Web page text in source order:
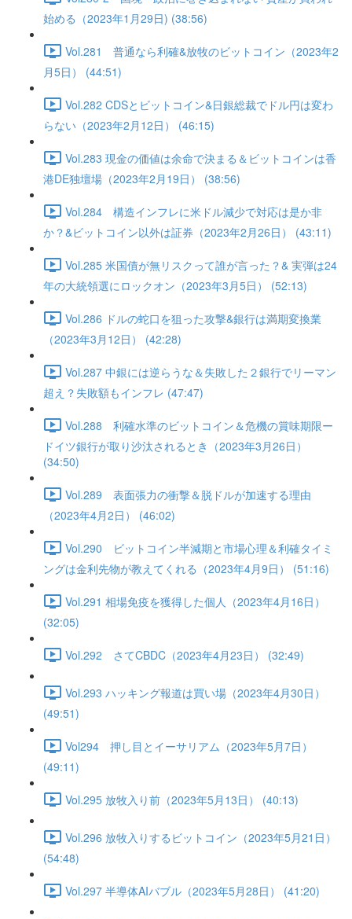
始める（2023年1月29日) (38:56)
Vol.281 普通なら利確&放牧のビットコイン（2023年2
月5日） (44:51)
Vol.282 CDSとビットコイン&日銀総裁でドル円は変わ
らない（2023年2月12日） (46:15)
Vol.283 現金の価値は余命で決まる＆ビットコインは香
港DE独壇場（2023年2月19日） (38:56)
Vol.284 構造インフレに米ドル減少で対応は是か非
か？&ビットコイン以外は証券（2023年2月26日） (43:11)
Vol.285 米国債が無リスクって誰が言った？& 実弾は24
年の大統領選にロックオン（2023年3月5日） (52:13)
Vol.286 ドルの蛇口を狙った攻撃&銀行は満期変換業
（2023年3月12日） (42:28)
Vol.287 中銀には逆らうな＆失敗した２銀行でリーマン
超え？失敗額もインフレ (47:47)
Vol.288 利確水準のビットコイン＆危機の賞味期限ー
ドイツ銀行が取り沙汰されるとき（2023年3月26日）
(34:50)
Vol.289 表面張力の衝撃＆脱ドルが加速する理由
（2023年4月2日） (46:02)
Vol.290 ビットコイン半減期と市場心理＆利確タイミ
ングは金利先物が教えてくれる（2023年4月9日） (51:16)
Vol.291 相場免疫を獲得した個人（2023年4月16日）
(32:05)
Vol.292 さてCBDC（2023年4月23日） (32:49)
Vol.293 ハッキング報道は買い場（2023年4月30日）
(49:51)
Vol294 押し目とイーサリアム（2023年5月7日）
(49:11)
Vol.295 放牧入り前（2023年5月13日） (40:13)
Vol.296 放牧入りするビットコイン（2023年5月21日）
(54:48)
Vol.297 半導体AIバブル（2023年5月28日） (41:20)